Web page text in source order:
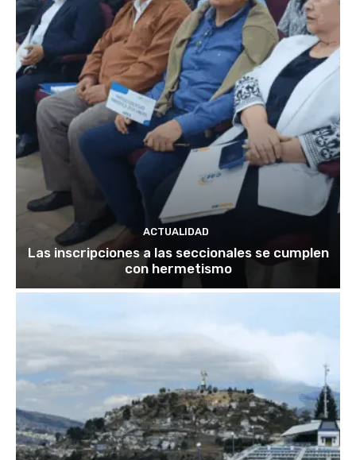
ACTUALIDAD
Las inscripciones a las seccionales se cumplen
con hermetismo